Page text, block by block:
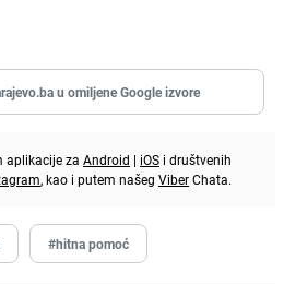
u omiljene Google izvore
aplikacije za Android | iOS i društvenih
, kao i putem našeg ViberChata.
#hitna pomoć